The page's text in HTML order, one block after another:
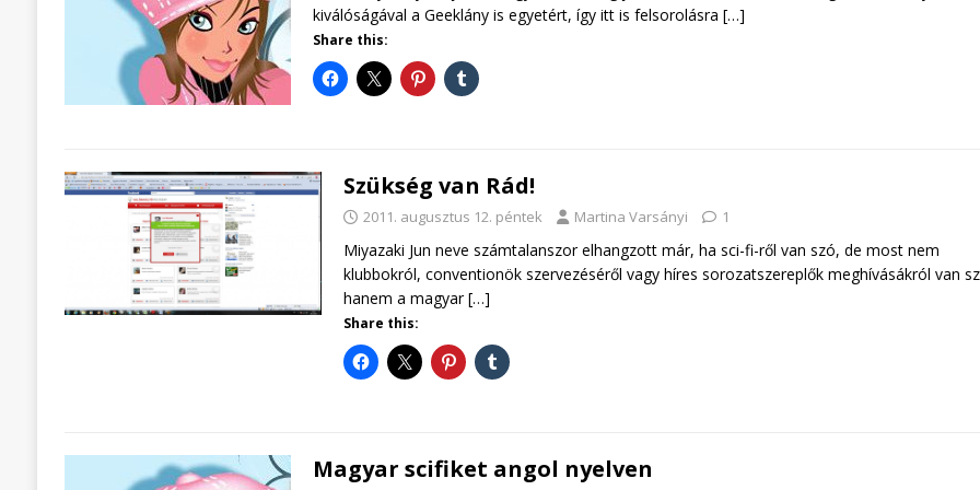
kiválóságával a Geeklány is egyetért, így itt is felsorolásra […]
Share this:
Szükség van Rád!
2011. augusztus 12. péntek Martina Varsányi 1
Miyazaki Jun neve számtalanszor elhangzott már, ha sci-fi-ről van szó, de most nem
klubbokról, conventionök szervezéséről vagy híres sorozatszereplők meghívásákról van
hanem a magyar[…]
Share this:
Magyar scifiket angol nyelven